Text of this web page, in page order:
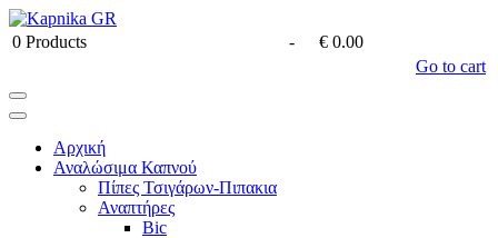
0 Products -
€ 0.00
Go to cart
Αρχική
Αναλώσιμα Καπνού
Πίπες Τσιγάρων-Πιπακια
Αναπτήρες
Bic